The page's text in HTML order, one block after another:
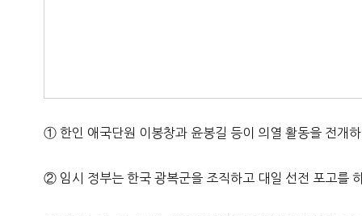
① 한인 애국단원 이봉창과 윤봉길 등이 의열 활동을 전개하
② 임시 정부는 한국 광복군을 조직하고 대일 선전 포고를